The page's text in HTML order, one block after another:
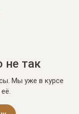
не так
Мы уже в курсе